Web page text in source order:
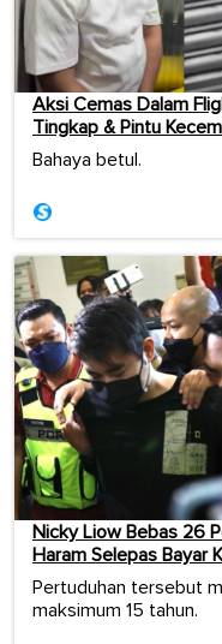
Aksi Cemas Dalam
Tingkap & Pintu
Bahaya betul.
Nicky Liow Bebas 26
Haram Selepas Bayar
Pertuduhan tersebut
maksimum 15 tahun.